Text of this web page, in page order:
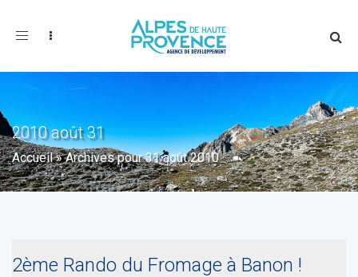
Toggle
2010 août 31
Accueil»Archives pour 31 août 2010
2ème Rando du Fromage à Banon !